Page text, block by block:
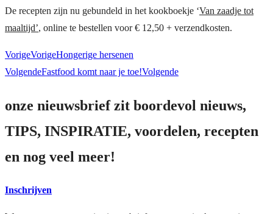
De recepten zijn nu gebundeld in het kookboekje ‘Van zaadje tot
maaltijd’, online te bestellen voor € 12,50 + verzendkosten.
VorigeVorigeHongerige hersenen
VolgendeFastfood komt naar je toe!Volgende
onze nieuwsbrief zit boordevol nieuws,
TIPS, INSPIRATIE, voordelen, recepten
en nog veel meer!
Inschrijven